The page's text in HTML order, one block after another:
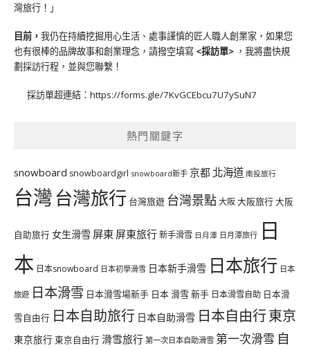
灣旅行！」
目前， 我仍在持續挖掘用心生活、處事謹慎的匠人職人創業家，如果您
也有很棒的品牌故事和創業理念，請撥空填寫 <採訪單> ，我將盡快規
劃採訪行程，並與您聯繫！
採訪單超連結： https://forms.gle/7KvGCEbcu7U7ySuN7
熱門關鍵字
snowboard snowboardgirl snowboard新手 京都 北海道 南投旅行
台灣台灣旅行 台灣旅遊 台灣景點大阪大阪旅行大阪
自助旅行 女生滑雪 屏東 屏東旅行新手滑雪 日月潭 日月潭旅行 日
本 日本snowboard 日本初學滑雪 日本新手滑雪 日本旅行 日本
旅遊 日本滑雪 日本滑雪場新手 日本 滑雪 新手 日本滑雪自助 日本滑
雪自由行 日本自助旅行 日本自助滑雪 日本自由行東京
東京旅行 東京自由行 滑雪旅行 第一次日本自助滑雪 第一次滑雪 自